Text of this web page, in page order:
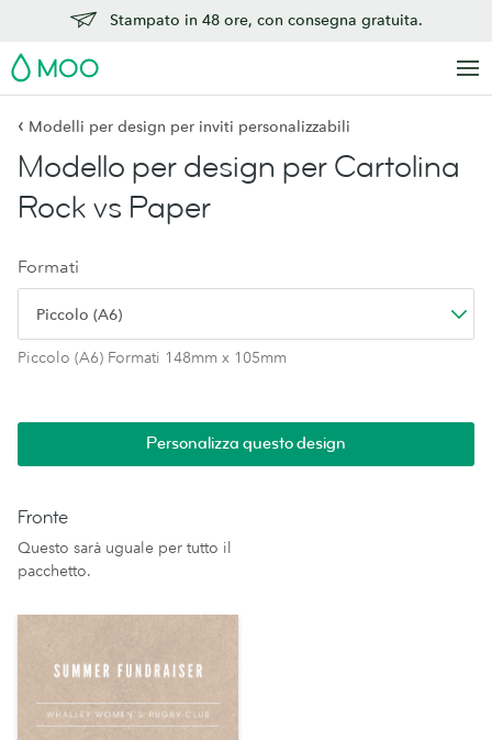
Stampato in 48 ore, con consegna gratuita.
MOO
‹ Modelli per design per inviti personalizzabili
Modello per design per Cartolina
Rock vs Paper
Formati
Piccolo (A6)
Piccolo (A6) Formati 148mm x 105mm
Personalizza questo design
Fronte
Questo sarà uguale per tutto il
pacchetto.